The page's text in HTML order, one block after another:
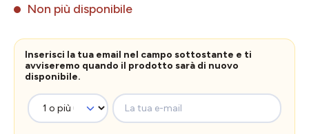
Non più disponibile
Inserisci la tua email nel campo sottostante e ti
avviseremo quando il prodotto sarà di nuovo
disponibile.
La tua e-mail